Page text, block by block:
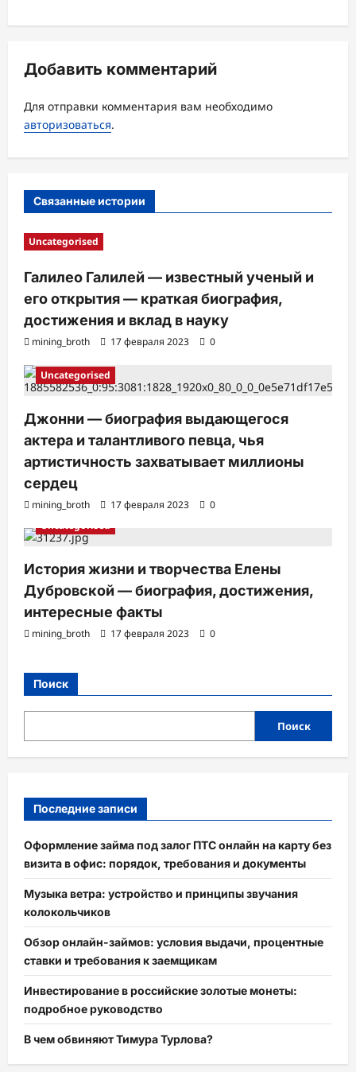
я
з
а
п
и
Добавить комментарий
Для отправки комментария вам необходимо
авторизоваться.
Связанные истории
Uncategorised
Галилео Галилей — известный ученый и
его открытия — краткая биография,
достижения и вклад в науку
mining_broth 17 февраля 2023 0
Uncategorised
Джонни — биография выдающегося
актера и талантливого певца, чья
артистичность захватывает миллионы
сердец
mining_broth 17 февраля 2023
0
Uncategorised
История жизни и творчества Елены
Дубровской — биография, достижения,
интересные факты
mining_broth 17 февраля 2023 0
Поиск
Поиск
Последние записи
Оформление займа под залог ПТС онлайн на карту без
визита в офис: порядок, требования и документы
Музыка ветра: устройство и принципы звучания
колокольчиков
Обзор онлайн-займов: условия выдачи, процентные
ставки и требования к заемщикам
Инвестирование в российские золотые монеты:
подробное руководство
В чем обвиняют Тимура Турлова?